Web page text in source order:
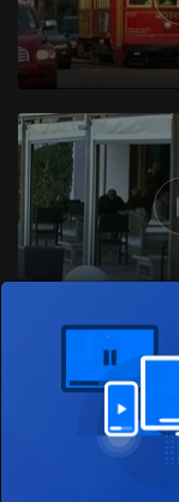
123645